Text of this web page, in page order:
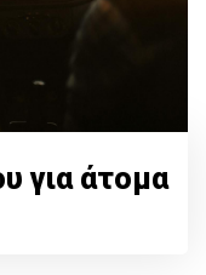
για άτομα